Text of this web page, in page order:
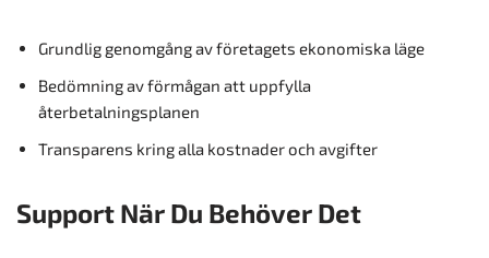
Grundlig genomgång av företagets ekonomiska läge
Bedömning av förmågan att uppfylla
återbetalningsplanen
Transparens kring alla kostnader och avgifter
Support När Du Behöver Det